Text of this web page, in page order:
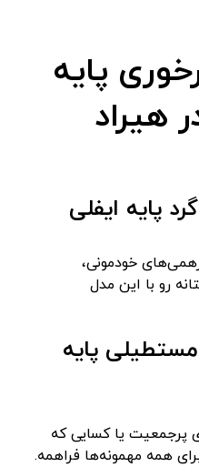
پایه
هیراد
پایه ایفلی
خودمونی،
رو با این مدل
پایه
پرجمعیت یا کسایی که
همه مهمونه‌ها فراهمه.